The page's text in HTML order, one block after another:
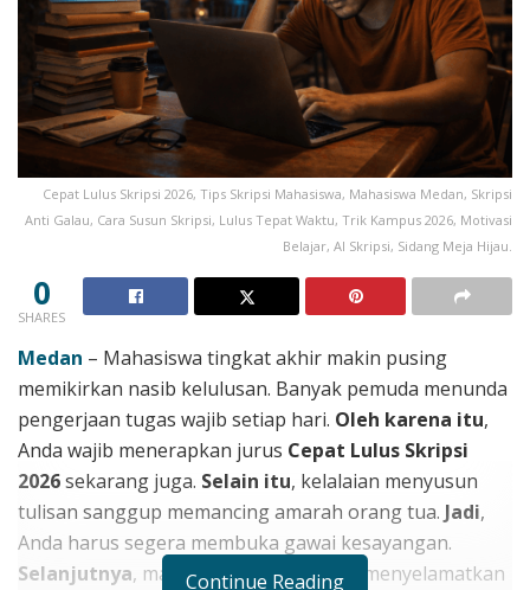
Cepat Lulus Skripsi 2026, Tips Skripsi Mahasiswa, Mahasiswa Medan, Skripsi
Anti Galau, Cara Susun Skripsi, Lulus Tepat Waktu, Trik Kampus 2026, Motivasi
Belajar, AI Skripsi, Sidang Meja Hijau.
0
SHARES
Medan – Mahasiswa tingkat akhir makin pusing
memikirkan nasib kelulusan. Banyak pemuda menunda
pengerjaan tugas wajib setiap hari. Oleh karena itu,
Anda wajib menerapkan jurus Cepat Lulus Skripsi
2026sekarang juga. Selain itu, kelalaian menyusun
tulisan sanggup memancing amarah orang tua. Jadi,
Anda harus segera membuka gawai kesayangan.
Selanjutnya, manajemen waktu bakal menyelamatkan
Continue Reading